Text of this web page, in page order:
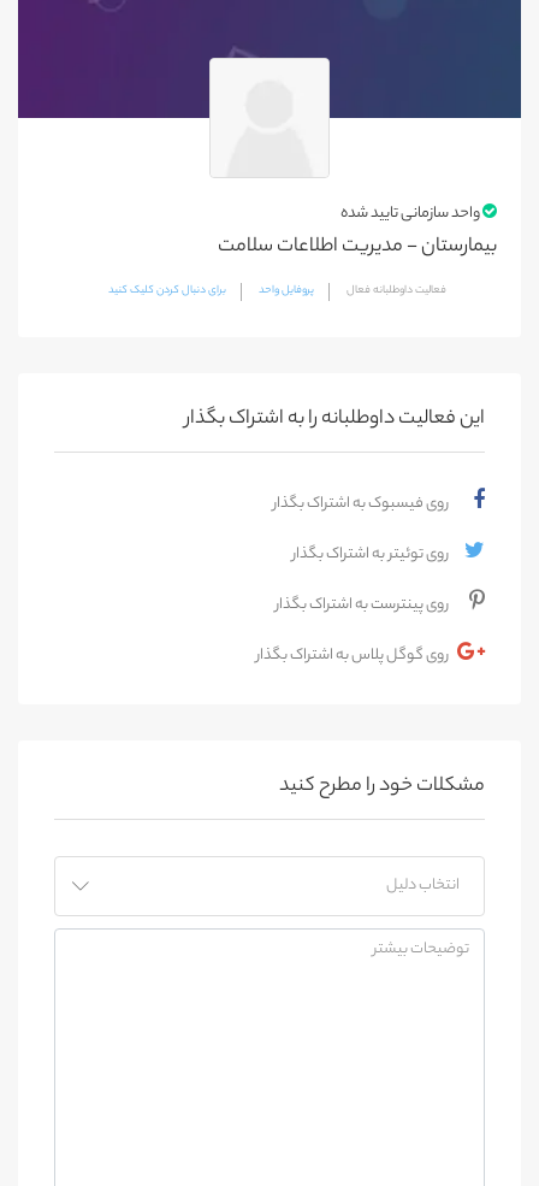
واحد سازمانی تایید شده
بیمارستان - مدیریت اطلاعات سلامت
فعالیت داوطلبانه فعال پروفایل واحد برای دنبال کردن کلیک کنید
این فعالیت‌ داوطلبانه را به اشتراک بگذار
روی فیسبوک به اشتراک بگذار
روی توئیتر به اشتراک بگذار
روی پینترست به اشتراک بگذار
روی گوگل پلاس به اشتراک بگذار
مشکلات خود را مطرح کنید